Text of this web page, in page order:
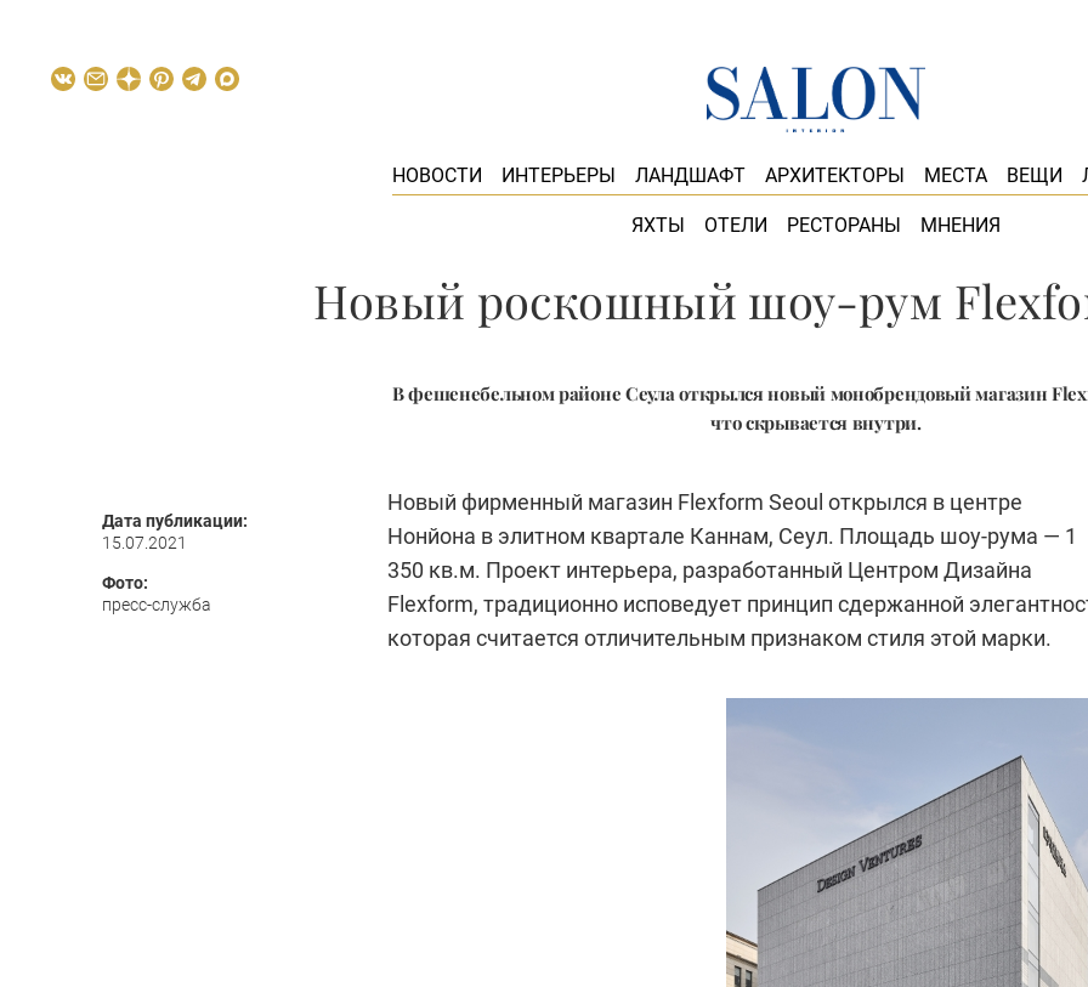
НОВОСТИ ИНТЕРЬЕРЫ ЛАНДШАФТ АРХИТЕКТОРЫ МЕСТА ВЕЩИ
ЯХТЫ ОТЕЛИ РЕСТОРАНЫ МНЕНИЯ
Новый роскошный шоу-рум
В фешенебельном районе Сеула открылся новый монобрендовый магазин
что скрывается внутри.
Дата публикации:
15.07.2021
Фото:
пресс-служба
Новый фирменный магазин Flexform Seoul открылся в центре
Нонйона в элитном квартале Каннам, Сеул. Площадь шоу-рума — 1
350 кв.м. Проект интерьера, разработанный Центром Дизайна
Flexform, традиционно исповедует принцип сдержанной
которая считается отличительным признаком стиля этой марки.